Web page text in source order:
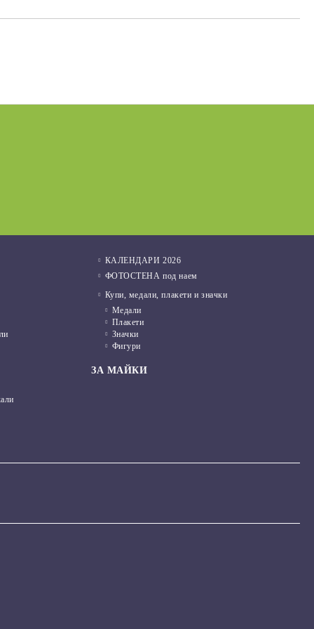
КАЛЕНДАРИ 2026
ФОТОСТЕНА под наем
Купи, медали, плакети и значки
Медали
Плакети
Значки
Фигури
ЗА МАЙКИ